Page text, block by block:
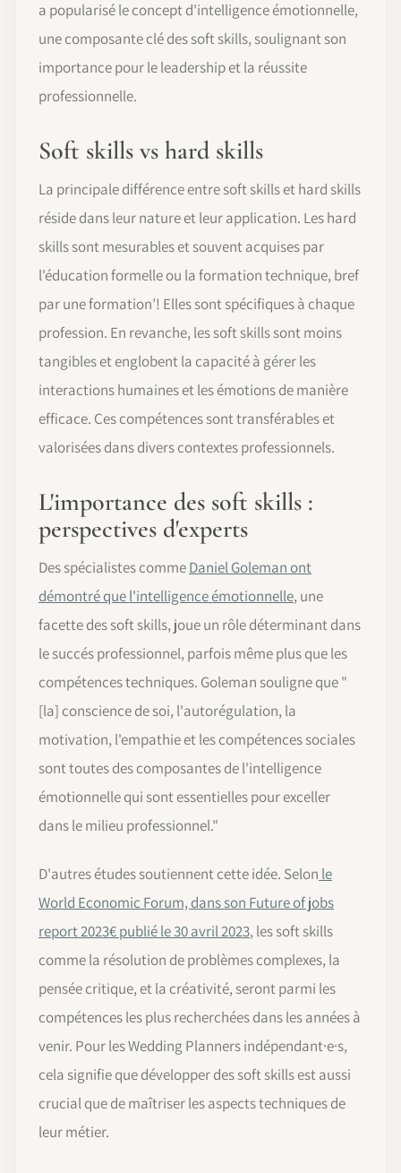
a popularisé le concept d'intelligence émotionnelle,
une composante clé des soft skills, soulignant son
importance pour le leadership et la réussite
professionnelle.
Soft skills vs hard skills
La principale différence entre soft skills et hard skills
réside dans leur nature et leur application. Les hard
skills sont mesurables et souvent acquises par
l'éducation formelle ou la formation technique, bref
par une formation’! Elles sont spécifiques à chaque
profession. En revanche, les soft skills sont moins
tangibles et englobent la capacité à gérer les
interactions humaines et les émotions de manière
efficace. Ces compétences sont transférables et
valorisées dans divers contextes professionnels.
L'importance des soft skills :
perspectives d'experts
Des spécialistes commeDaniel Goleman ont
démontré que l'intelligence émotionnelle, une
facette des soft skills, joue un rôle déterminant dans
le succés professionnel, parfois même plus que les
compétences techniques. Goleman souligne que "
[la] conscience de soi, l'autorégulation, la
motivation, l'empathie et les compétences sociales
sont toutes des composantes de l'intelligence
émotionnelle qui sont essentielles pour exceller
dans le milieu professionnel."
D'autres études soutiennent cette idée. Selon le
World Economic Forum, dans son Future of jobs
report 2023€ publié le 30 avril 2023, les soft skills
comme la résolution de problèmes complexes, la
pensée critique, et la créativité, seront parmi les
compétences les plus recherchées dans les années à
venir. Pour les Wedding Planners indépendant·e·s,
cela signifie que développer des soft skills est aussi
crucial que de maîtriser les aspects techniques de
leur métier.